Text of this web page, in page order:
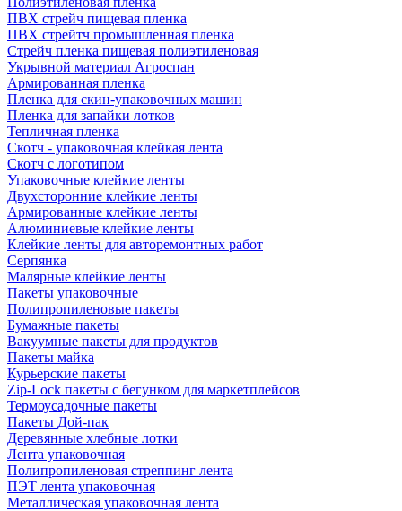
ПВХ стрейч пищевая пленка
ПВХ стрейтч промышленная пленка
Стрейч пленка пищевая полиэтиленовая
Укрывной материал Агроспан
Армированная пленка
Пленка для скин-упаковочных машин
Пленка для запайки лотков
Тепличная пленка
Скотч - упаковочная клейкая лента
Скотч с логотипом
Упаковочные клейкие ленты
Двухсторонние клейкие ленты
Армированные клейкие ленты
Алюминиевые клейкие ленты
Клейкие ленты для авторемонтных работ
Серпянка
Малярные клейкие ленты
Пакеты упаковочные
Полипропиленовые пакеты
Бумажные пакеты
Вакуумные пакеты для продуктов
Пакеты майка
Курьерские пакеты
Zip-Lock пакеты с бегунком для маркетплейсов
Термоусадочные пакеты
Пакеты Дой-пак
Деревянные хлебные лотки
Лента упаковочная
Полипропиленовая стреппинг лента
ПЭТ лента упаковочная
Металлическая упаковочная лента